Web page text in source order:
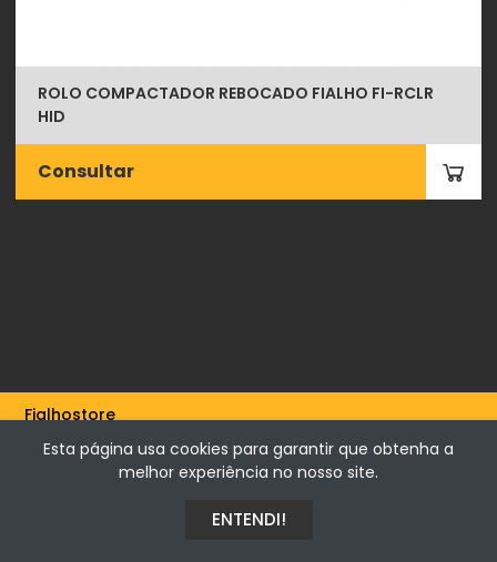
ROLO COMPACTADOR REBOCADO FIALHO FI-RCLR
HID
Consultar
Fialhostore
Fialho & Irmão,Lda. | Horta de Barreiros 7005-208 Évora -
Portugal | NIF 500115206
Esta página usa cookies para garantir que obtenha a
melhor experiência no nosso site.
ENTENDI!